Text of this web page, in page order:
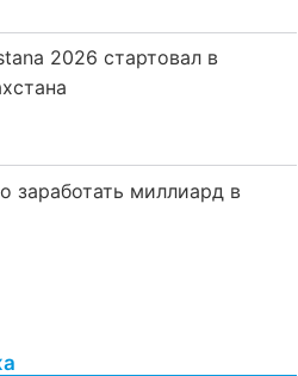
2026 стартовал в
заработать миллиард в